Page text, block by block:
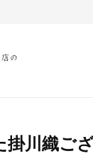
掛川織ご